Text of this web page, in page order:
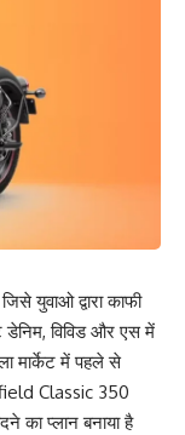
युवाओ द्वारा काफी
डेनिम, विविड और एस में
मार्केट में पहले से
Classic 350
का प्लान बनाया है